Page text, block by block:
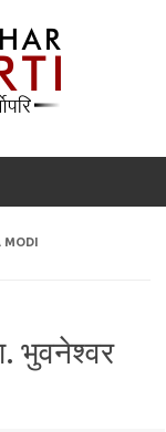
MODI
भुवनेश्वर